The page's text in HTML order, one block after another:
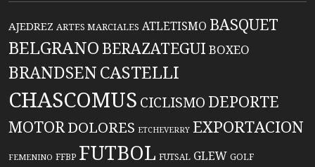
AJEDREZ ARTES MARCIALES ATLETISMO BASQUET
BELGRANO BERAZATEGUIBOXEO
BRANDSENCASTELLI
CHASCOMUS CICLISMO DEPORTE
MOTORDOLORES ETCHEVERRY EXPORTACION
FEMENINO FFBP FUTBOL FUTSAL GLEW GOLF